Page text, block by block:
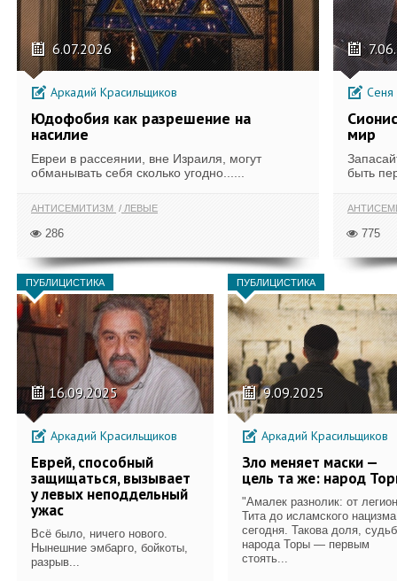
6.07.2026
Аркадий Красильщиков
Юдофобия как разрешение на
насилие
Евреи в рассеянии, вне Израиля, могут
обманывать себя сколько угодно......
АНТИСЕМИТИЗМ ЛЕВЫЕ
286
Сеня
мир
быть
775
ПУБЛИЦИСТИКА
16.09.2025
Аркадий Красильщиков
Еврей, способный
защищаться, вызывает
у левых неподдельный
ужас
Всё было, ничего нового.
Нынешние эмбарго, бойкоты,
разрыв...
ПУБЛИЦИСТИКА
9.09.2025
Аркадий Красильщиков
Зло меняет маски —
цель та же: народ
"Амалек разнолик: от
Тита до исламского нацизма
сегодня. Такова доля,
народа Торы — первым
стоять...